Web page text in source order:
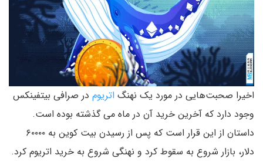
اخیرا صحبت‌هایی در مورد یک نهنگ اتریوم در صرافی بیتفینکس
وجود دارد که آخرین خرید آن در ماه می گذشته بوده‌ است.
داستان از این قرار است که پس از رسیدن بیت کوین به ۶۰۰۰۰
دلار، بازار شروع به سقوط کرد و نهنگی شروع به خرید اتریوم کرد.